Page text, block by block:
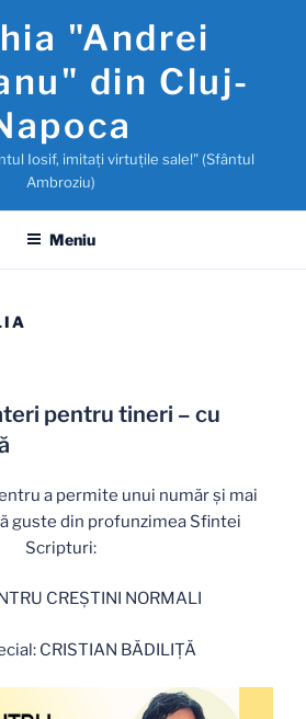
"Andrei
din Cluj-
Iosif, imitaţi virtuţile sale!" (Sfântul
Ambroziu)
Meniu
pentru tineri – cu
a permite unui număr și mai
guste din profunzimea Sfintei
Scripturi:
CREȘTINI NORMALI
CRISTIAN BĂDILIȚĂ